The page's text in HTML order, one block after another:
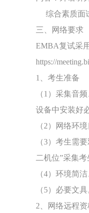
综合素质面
三、网络要求
EMBA复试采
https://
1、考生准备
（1）采集音
设备中安装好
（2）网络环
（3）考生需
二机位”采集
（4）环境简
（5）必要文具
2、网络远程